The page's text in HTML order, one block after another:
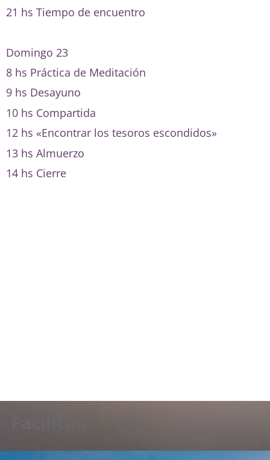
21 hs Tiempo de encuentro
Domingo 23
8 hs Práctica de Meditación
9 hs Desayuno
10 hs Compartida
12 hs «Encontrar los tesoros escondidos»
13 hs Almuerzo
14 hs Cierre